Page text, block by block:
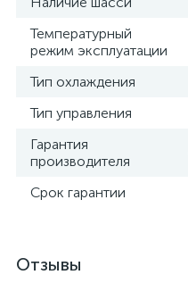
Температурный
режим эксплуатации
Тип охлаждения
Тип управления
Гарантия
производителя
Срок гарантии
Отзывы